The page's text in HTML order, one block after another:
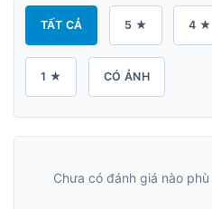
TẤT CẢ 5 ★ 4 ★
1 ★ CÓ ẢNH
Chưa có đánh giá nào